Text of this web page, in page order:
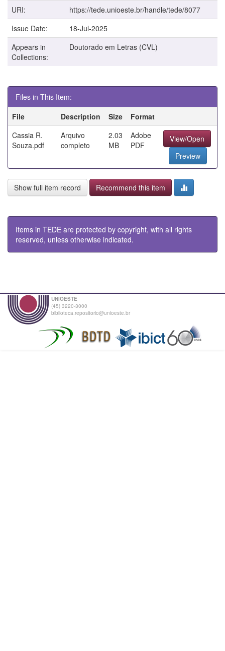
URI:
https://tede.unioeste.br/handle/tede/8077
Issue Date:
18-Jul-2025
Appears in
Collections:
Doutorado em Letras (CVL)
Files in This Item:
File
Description Size
Format
Cassia R.
Souza.pdf
Arquivo
completo
2.03
MB
Adobe
PDF
View/Open
Preview
Show full item record Recommend this item
Items in TEDE are protected by copyright, with all rights
reserved, unless otherwise indicated.
UNIOESTE
(45) 3220-3000
biblioteca.repositorio@unioeste.br